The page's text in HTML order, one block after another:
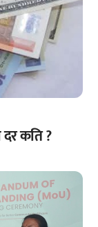
दर कति ?